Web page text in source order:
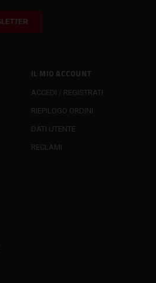
IL MIO ACCOUNT
ACCEDI / REGISTRATI
RIEPILOGO ORDINI
DATI UTENTE
RECLAMI